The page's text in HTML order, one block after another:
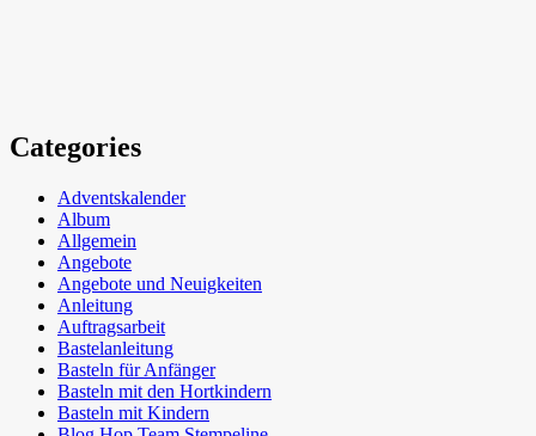
Categories
Adventskalender
Album
Allgemein
Angebote
Angebote und Neuigkeiten
Anleitung
Auftragsarbeit
Bastelanleitung
Basteln für Anfänger
Basteln mit den Hortkindern
Basteln mit Kindern